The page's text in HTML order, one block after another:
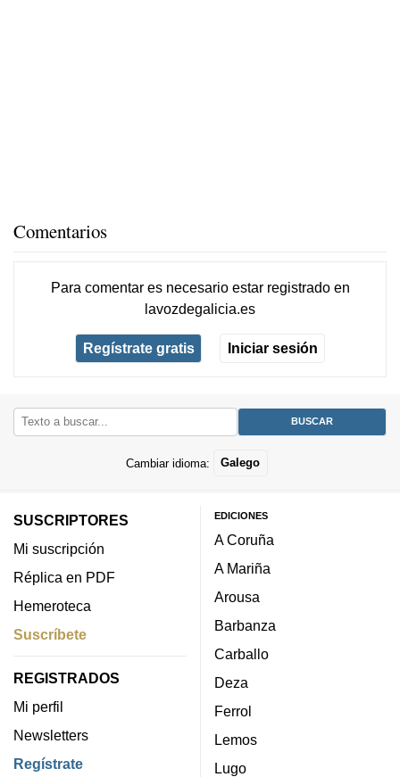
Comentarios
Para comentar es necesario estar registradoen
lavozdegalicia.es
Regístrate gratis Iniciar sesión
Cambiar idioma: Galego
SUSCRIPTORES
Mi suscripción
Réplica en PDF
Hemeroteca
Suscríbete
REGISTRADOS
Mi perfil
Newsletters
Regístrate
EDICIONES
A Coruña
A Mariña
Arousa
Barbanza
Carballo
Deza
Ferrol
Lemos
Lugo